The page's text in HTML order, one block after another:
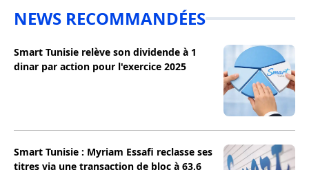
NEWS RECOMMANDÉES
Smart Tunisie relève son dividende à 1
dinar par action pour l'exercice 2025
Smart Tunisie : Myriam Essafi reclasse ses
titres via une transaction de bloc à 63,6